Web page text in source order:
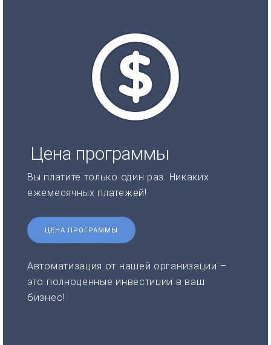
Цена программы
Вы платите только один раз. Никаких
ежемесячных платежей!
ЦЕНА ПРОГРАММЫ
Автоматизация от нашей организации –
это полноценные инвестиции в ваш
бизнес!